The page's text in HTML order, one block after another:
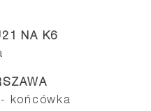
NA K6
- końcówka